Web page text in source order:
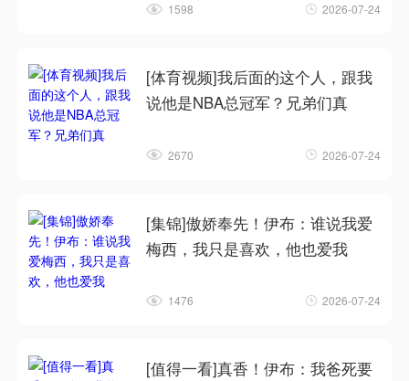
1598 2026-07-24
[体育视频]我后面的这个人，跟我
说他是NBA总冠军？兄弟们真
2670 2026-07-24
[集锦]傲娇奉先！伊布：谁说我爱
梅西，我只是喜欢，他也爱我
1476 2026-07-24
[值得一看]真香！伊布：我爸死要